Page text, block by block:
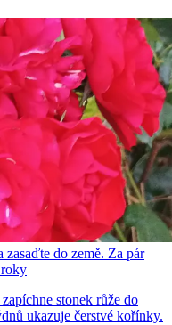
zasaďte do země. Za pár
stonek růže do
ukazuje čerstvé kořínky.